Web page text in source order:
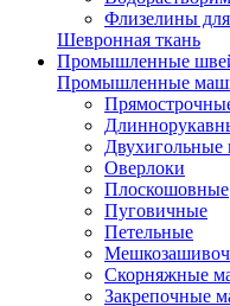
Флизелины
Шевронная ткань
Промышленные
Промышленные
Оверлоки
Плоскошовные
Пуговичные
Петельные
Скорняжные
Закрепочные